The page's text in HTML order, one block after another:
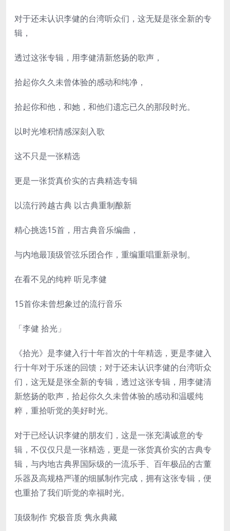
对于还未认识李健的台湾听众们，这无疑是张全新的专
辑，
透过这张专辑，用李健清新悠扬的歌声，
拾起你久久未曾体验的感动和纯净，
拾起你和他，和她，和他们遗忘已久的那段时光。
以时光堆积情感深刻入歌
这不只是一张精选
更是一张货真价实的古典精选专辑
以流行跨越古典 以古典重制酿新
精心挑选15首，用古典音乐编曲，
与内地最顶级管弦乐团合作，重编重唱重新录制。
在看不见的纯粹 听见李健
15首你未曾想象过的流行音乐
「李健 拾光」
《拾光》是李健入行十年首次的十年精选，更是李健入
行十年对于乐迷的回馈；对于还未认识李健的台湾听众
们，这无疑是张全新的专辑，透过这张专辑，用李健清
新悠扬的歌声，拾起你久久未曾体验的感动和温暖纯
粹，重拾听觉的美好时光。
对于已经认识李健的朋友们，这是一张充满诚意的专
辑，不仅仅只是一张精选，更是一张货真价实的古典专
辑，与内地古典界国际级的一流乐手、百年极品的古董
乐器及高规格严谨的细腻制作完成，拥有这张专辑，便
也重拾了我们听觉的幸福时光。
顶级制作 究极音质 隽永典藏